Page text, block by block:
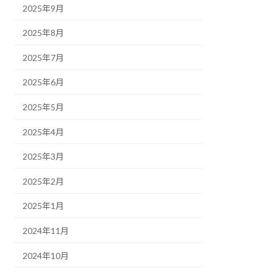
2025年9月
2025年8月
2025年7月
2025年6月
2025年5月
2025年4月
2025年3月
2025年2月
2025年1月
2024年11月
2024年10月